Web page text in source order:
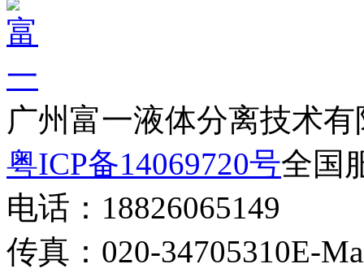
广州富一液体分离技术
粤ICP备14069720号全国
电话：18826065149
传真：020-34705310E-